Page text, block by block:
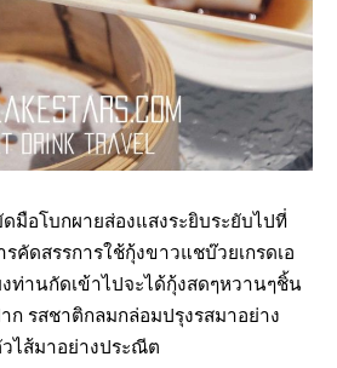
มือโบกผายส่องแสงระยิบระยับไปที่
รคัดสรรการใช้กุ้งขาวแชบ๊วยเกรดเอ
ท่านกัดเข้าไปจะได้กุ้งสดๆหวานๆชิ้น
ก รสชาติกลมกล่อมปรุงรสมาอย่าง
ไส้มาอย่างประณีต